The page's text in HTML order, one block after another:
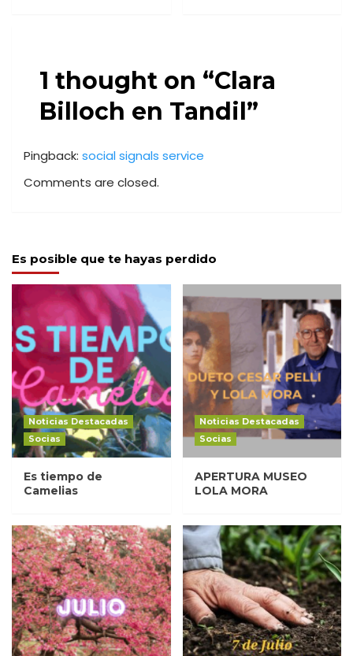
1 thought on “Clara
Billoch en Tandil”
Pingback: social signals service
Comments are closed.
Es posible que te hayas perdido
Noticias Destacadas
Socias
Es tiempo de
Camelias
Noticias Destacadas
Socias
APERTURA MUSEO
LOLA MORA